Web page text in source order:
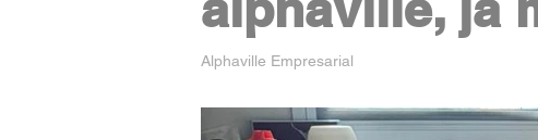
Alphaville Empresarial